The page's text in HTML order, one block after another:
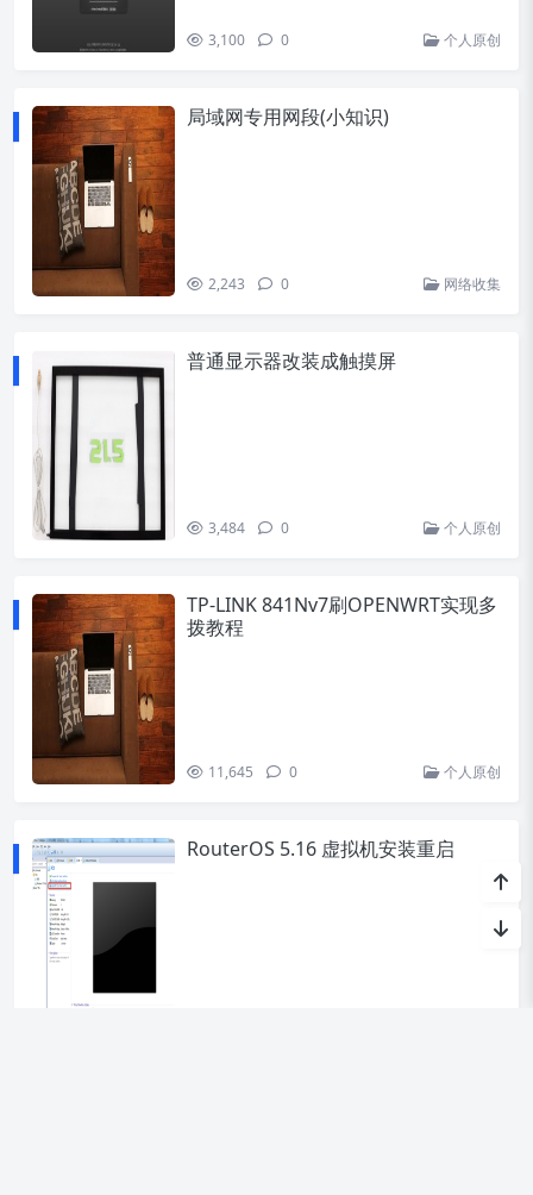
3,100 0 个人原创
局域网专用网段(小知识)
2,243 0 网络收集
普通显示器改装成触摸屏
3,484 0 个人原创
TP-LINK 841Nv7刷OPENWRT实现多
拨教程
11,645 0 个人原创
RouterOS 5.16 虚拟机安装重启